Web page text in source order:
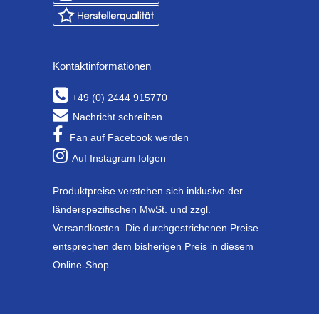
Kontaktinformationen
+49 (0) 2444 915770
Nachricht schreiben
Fan auf Facebook werden
Auf Instagram folgen
Produktpreise verstehen sich inklusive der
länderspezifischen MwSt. und zzgl.
Versandkosten. Die durchgestrichenen Preise
entsprechen dem bisherigen Preis in diesem
Online-Shop.